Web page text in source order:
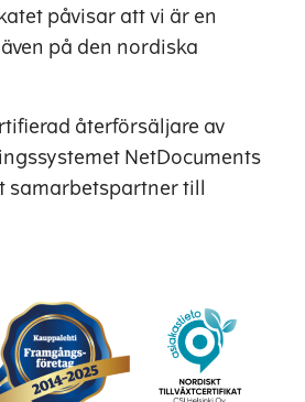
påvisar att vi är en
på den nordiska
återförsäljare av
NetDocuments
samarbetspartner till